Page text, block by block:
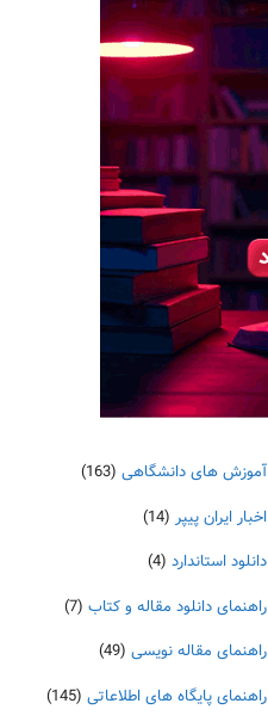
آموزش های دانشگاهی (163)
اخبار ایران پیپر (14)
دانلود استاندارد (4)
راهنمای دانلود مقاله و کتاب (7)
راهنمای مقاله نویسی (49)
راهنمای پایگاه های اطلاعاتی (145)